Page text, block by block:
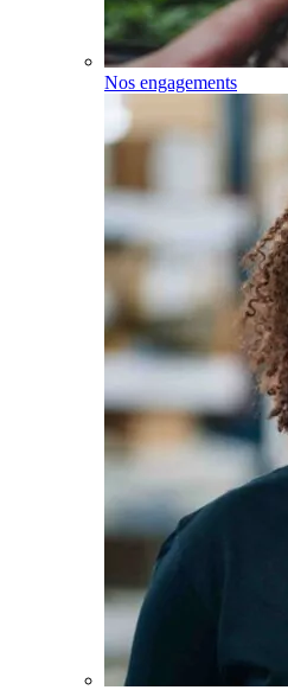
Nos engagements